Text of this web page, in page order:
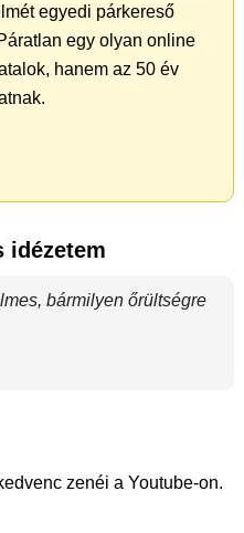
egyedi párkereső
egy olyan online
hanem az 50 év
idézetem
bármilyen őrültségre
zenéi a Youtube-on.